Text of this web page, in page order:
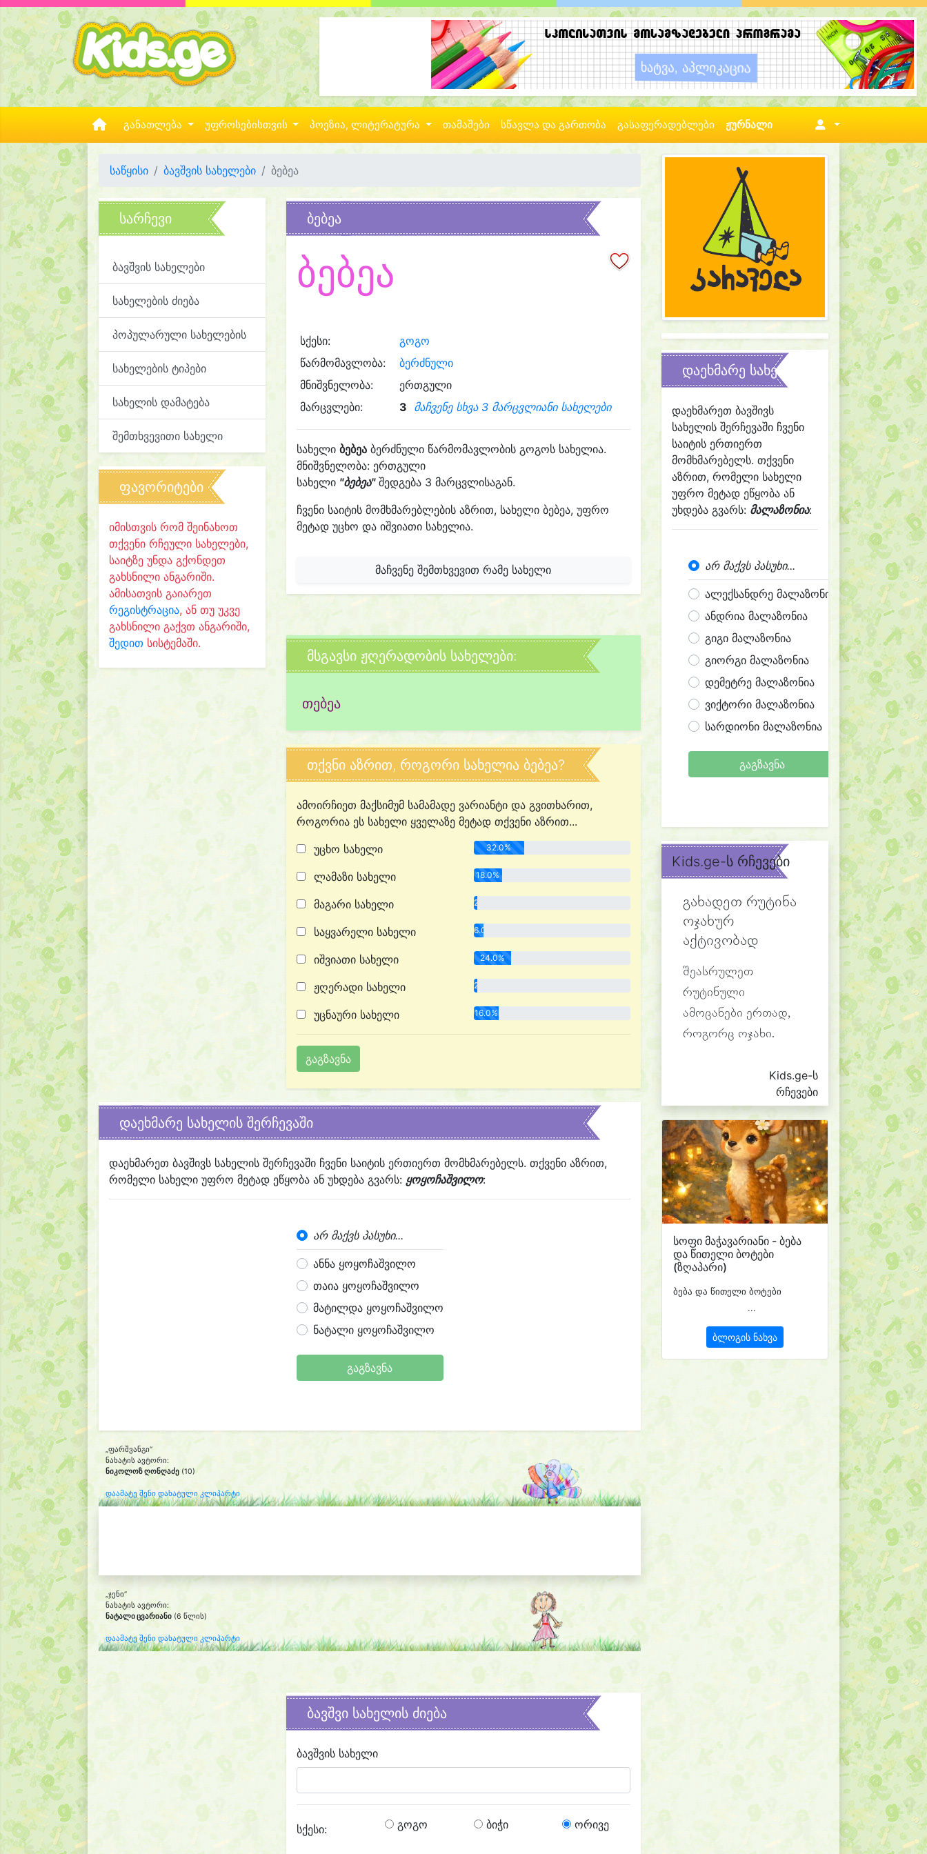
განათლება უფროსებისთვის პოეზია, ლიტერატურა თამაშები სწავლა და გართობა გასაფერადებლები ჟურნალი
საწყისი ბავშვის სახელები ბებეა
სარჩევი
ბავშვის სახელები
სახელების ძიება
პოპულარული სახელების
სახელების ტიპები
სახელის დამატება
შემთხვევითი სახელი
ფავორიტები
იმისთვის რომ შეინახოთ
თქვენი რჩეული სახელები,
საიტზე უნდა გქონდეთ
გახსნილი ანგარიში.
ამისათვის გაიარეთ
რეგისტრაცია, ან თუ უკვე
გახსნილი გაქვთ ანგარიში,
შედით სისტემაში.
ბებეა
ბებეა
სქესი:
გოგო
წარმომავლობა:
ბერძნული
მნიშვნელობა:
ერთგული
მარცვლები:
3 მაჩვენე სხვა 3 მარცვლიანი სახელები
სახელი ბებეაბერძნული წარმომავლობის გოგოს სახელია.
მნიშვნელობა: ერთგული
სახელი "ბებეა"შედგება 3 მარცვლისაგან.
ჩვენი საიტის მომხმარებლების აზრით, სახელი ბებეა, უფრო
მეტად უცხო და იშვიათი სახელია.
მაჩვენე შემთხვევით რამე სახელი
მსგავსი ჟღერადობის სახელები:
თებეა
თქვნი აზრით, როგორი სახელია ბებეა?
ამოირჩიეთ მაქსიმუმ სამამადე ვარიანტი და გვითხარით,
როგორია ეს სახელი ყველაზე მეტად თქვენი აზრით...
უცხო სახელი
32.0%
ლამაზი სახელი 18.0%
მაგარი სახელი 2.0%
საყვარელი სახელი 6.0%
იშვიათი სახელი 24.0%
ჟღერადი სახელი 2.0%
უცნაური სახელი 16.0%
დაეხმარე სახელის შერჩევაში
დაეხმარეთ ბავშივს სახელის შერჩევაში ჩვენი საიტის ერთიერთ მომხმარებელს. თქვენი აზრით,
რომელი სახელი უფრო მეტად ეწყობა ან უხდება გვარს: ყოყოჩაშვილო:
არ მაქვს პასუხი...
ანნა ყოყოჩაშვილო
თაია ყოყოჩაშვილო
მატილდა ყოყოჩაშვილო
ნატალი ყოყოჩაშვილო
გაგზავნა
„ფარშვანგი“
ნახატის ავტორი:
ნიკოლოზ ღონღაძე (10)
დაამატე შენი დახატული კლიპარტი
„ჯენი“
ნახატის ავტორი:
ნატალი ცვარიანი (6 წლის)
დაამატე შენი დახატული კლიპარტი
ბავშვი სახელის ძიება
ბავშვის სახელი
სქესი: გოგო ბიჭი ორივე
დაეხმარე სახელის შერჩევაში
დაეხმარეთ ბავშივს
სახელის შერჩევაში ჩვენი
საიტის ერთიერთ
მომხმარებელს. თქვენი
აზრით, რომელი სახელი
უფრო მეტად ეწყობა ან
უხდება გვარს: მალაზონია:
არ მაქვს პასუხი...
ალექსანდრე მალაზონია
ანდრია მალაზონია
გიგი მალაზონია
გიორგი მალაზონია
დემეტრე მალაზონია
ვიქტორი მალაზონია
სარდიონი მალაზონია
გაგზავნა
Kids.ge-ს რჩევები
გახადეთ რუტინა
ოჯახურ
აქტივობად
შეასრულეთ
რუტინული
ამოცანები ერთად,
როგორც ოჯახი.
Kids.ge-ს
რჩევები
სოფი მაჭავარიანი - ბება
და წითელი ბოტები
(ზღაპარი)
ბება და წითელი ბოტები
...
ბლოგის ნახვა